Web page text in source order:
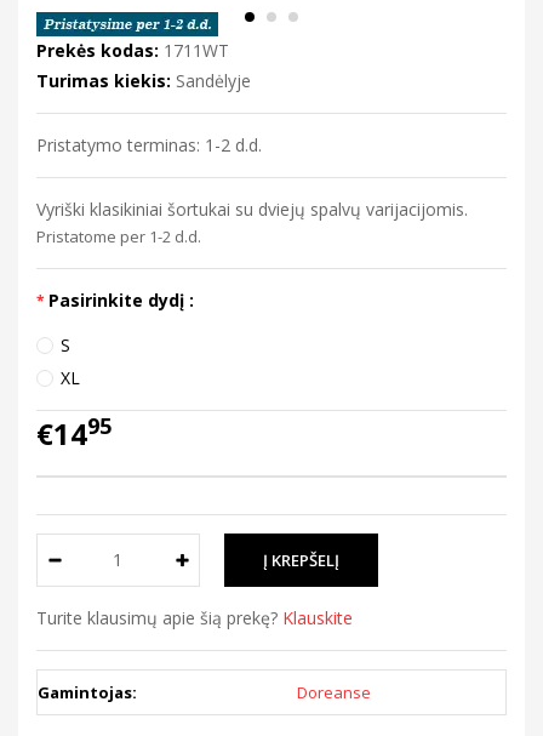
Prekės kodas: 1711WT
Turimas kiekis: Sandėlyje
Pristatymo terminas: 1-2 d.d.
Vyriški klasikiniai šortukai su dviejų spalvų varijacijomis.
Pristatome per 1-2 d.d.
Pasirinkite dydį :
S
XL
€1495
Turite klausimų apie šią prekę? Klauskite
Gamintojas: Doreanse